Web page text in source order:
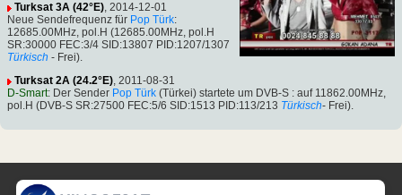
Turksat 3A (42°E), 2014-12-01
Neue Sendefrequenz für Pop Türk:
12685.00MHz, pol.H (12685.00MHz, pol.H
SR:30000 FEC:3/4 SID:13807 PID:1207/1307
Türkisch - Frei).
Turksat 2A (24.2°E), 2011-08-31
D-Smart: Der Sender Pop Türk (Türkei) startete um DVB-S : auf 11862.00MHz,
pol.H (DVB-S SR:27500 FEC:5/6 SID:1513 PID:113/213 Türkisch- Frei).